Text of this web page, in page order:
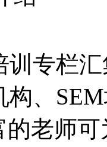
训专栏
构、
老师